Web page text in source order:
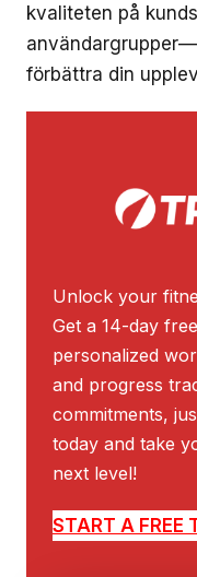
kvaliteten på
förbättra din
Unlock your
Get a 14-day
personalized
and progress
commitments,
today and take
next level!
START A FREE